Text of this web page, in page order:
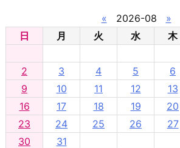
« 2026-08
»
日
月 火 水 木
2
3 4 5 6
9
10 11 12 13
16
17 18 19 20
23
24 25 26 27
30
31